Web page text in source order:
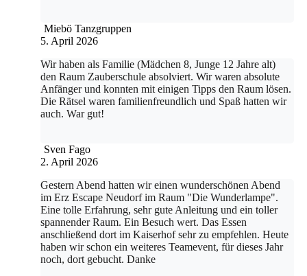
Miebö Tanzgruppen
5. April 2026
Wir haben als Familie (Mädchen 8, Junge 12 Jahre alt)
den Raum Zauberschule absolviert. Wir waren absolute
Anfänger und konnten mit einigen Tipps den Raum lösen.
Die Rätsel waren familienfreundlich und Spaß hatten wir
auch. War gut!
Sven Fago
2. April 2026
Gestern Abend hatten wir einen wunderschönen Abend
im Erz Escape Neudorf im Raum "Die Wunderlampe".
Eine tolle Erfahrung, sehr gute Anleitung und ein toller
spannender Raum. Ein Besuch wert. Das Essen
anschließend dort im Kaiserhof sehr zu empfehlen. Heute
haben wir schon ein weiteres Teamevent, für dieses Jahr
noch, dort gebucht. Danke